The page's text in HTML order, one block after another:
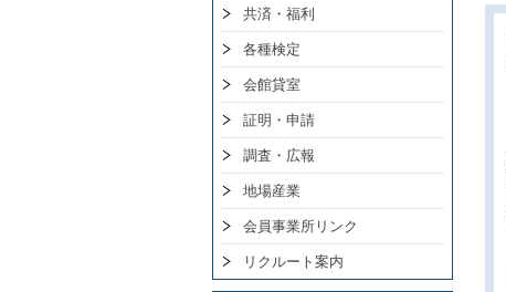
共済・福利
各種検定
会館貸室
証明・申請
調査・広報
地場産業
会員事業所リンク
リクルート案内